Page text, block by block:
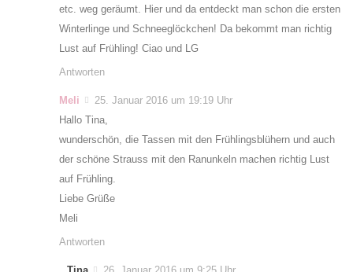
etc. weg geräumt. Hier und da entdeckt man schon die ersten
Winterlinge und Schneeglöckchen! Da bekommt man richtig
Lust auf Frühling! Ciao und LG
Antworten
Meli
25. Januar 2016 um 19:19 Uhr
Hallo Tina,
wunderschön, die Tassen mit den Frühlingsblühern und auch
der schöne Strauss mit den Ranunkeln machen richtig Lust
auf Frühling.
Liebe Grüße
Meli
Antworten